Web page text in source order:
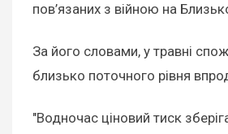
пов’язаних з війною на
За його словами, у травні
близько поточного рівня
"Водночас ціновий тиск